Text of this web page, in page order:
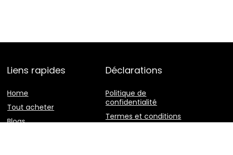
Liens rapides
Home
Tout acheter
Blogs
Déclarations
Politique de
confidentialité
Termes et conditions